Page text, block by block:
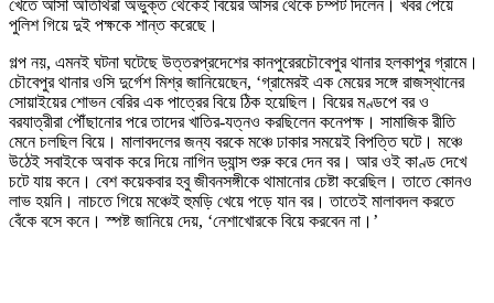
খেতে আসা অতিথিরা অভুক্ত থেকেই বিয়ের আসর থেকে চম্পট দিলেন। খবর পেয়ে
পুলিশ গিয়ে দুই পক্ষকে শান্ত করেছে।
গল্প নয়, এমনই ঘটনা ঘটেছে উত্তরপ্রদেশের কানপুরেরচৌবেপুর থানার হলকাপুর গ্রামে।
চৌবেপুর থানার ওসি দুর্গেশ মিশ্র জানিয়েছেন, ‘গ্রামেরই এক মেয়ের সঙ্গে রাজস্থানের
সোয়াইয়ের শোভন বেরির এক পাত্রের বিয়ে ঠিক হয়েছিল। বিয়ের মণ্ডপে বর ও
বরযাত্রীরা পৌঁছানোর পরে তাদের খাতির-যত্নও করছিলেন কনেপক্ষ। সামাজিক রীতি
মেনে চলছিল বিয়ে। মালাবদলের জন্য বরকে মঞ্চে ঢাকার সময়েই বিপত্তি ঘটে। মঞ্চে
উঠেই সবাইকে অবাক করে দিয়ে নাগিন ড্যান্স শুরু করে দেন বর। আর ওই কাণ্ড দেখে
চটে যায় কনে। বেশ কয়েকবার হবু জীবনসঙ্গীকে থামানোর চেষ্টা করেছিল। তাতে কোনও
লাভ হয়নি। নাচতে গিয়ে মঞ্চেই হুমড়ি খেয়ে পড়ে যান বর। তাতেই মালাবদল করতে
বেঁকে বসে কনে। স্পষ্ট জানিয়ে দেয়, ‘নেশাখোরকে বিয়ে করবেন না।’